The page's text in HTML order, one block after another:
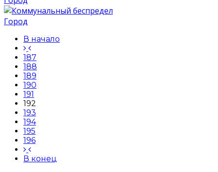
Город
В начало
187
188
189
190
191
192
193
194
195
196
В конец